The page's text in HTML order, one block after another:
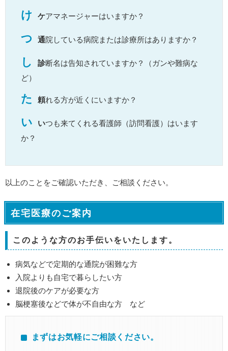
け ケアマネージャーはいますか？
つ 通院している病院または診療所はありますか？
し 診断名は告知されていますか？（ガンや難病な
ど）
た 頼れる方が近くにいますか？
い いつも来てくれる看護師（訪問看護）はいます
か？
以上のことをご確認いただき、ご相談ください。
在宅医療のご案内
このような方のお手伝いをいたします。
病気などで定期的な通院が困難な方
入院よりも自宅で暮らしたい方
退院後のケアが必要な方
脳梗塞後などで体が不自由な方 など
まずはお気軽にご相談ください。